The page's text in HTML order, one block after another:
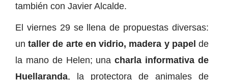
también con Javier Alcalde.
El viernes 29 se llena de propuestas diversas:
un taller de arte en vidrio, madera y papel de
la mano de Helen; una charla informativa de
Huellaranda, la protectora de animales de